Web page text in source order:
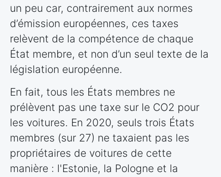
un peu car, contrairement aux normes
d’émission européennes, ces taxes
relèvent de la compétence de chaque
État membre, et non d’un seul texte de la
législation européenne.
En fait, tous les États membres ne
prélèvent pas une taxe sur le CO2 pour
les voitures. En 2020, seuls trois États
membres (sur 27) ne taxaient pas les
propriétaires de voitures de cette
manière : l'Estonie, la Pologne et la